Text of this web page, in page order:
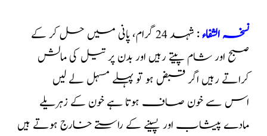
نسخہ الشفاء
: شہد 24 گرام، پانی میں حل کر کے
صبح اور شام پیتے رہیں اور بدن پر تیل کی مالش
کراتے رہیں اگر قبض ہو تو پہلے مسہل لے لیں
اس سے خون صاف ہوتا ہے خون کے زہریلے
مادے پیشاب اور پسینے کے راستے خارج ہوتے ہیں